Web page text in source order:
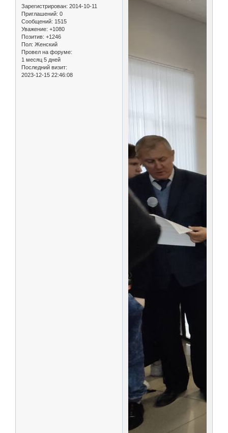
Зарегистрирован: 2014-10-11
Приглашений: 0
Сообщений: 1515
Уважение: +1080
Позитив: +1246
Пол: Женский
Провел на форуме:
1 месяц 5 дней
Последний визит:
2023-12-15 22:46:08